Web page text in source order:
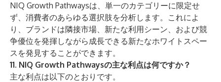
NIQ Growth Pathwaysは、単一のカテゴリーに限定せ
ず、消費者のあらゆる選択肢を分析します。これによ
り、ブランドは隣接市場、新たな利用シーン、および競
争優位を発揮しながら成長できる新たなホワイトスペー
スを発見することができます。
11. NIQ Growth Pathwaysの主な利点は何ですか？
主な利点は以下のとおりです。